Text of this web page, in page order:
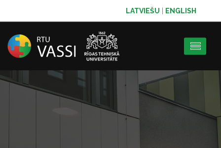
LATVIEŠU ENGLISH